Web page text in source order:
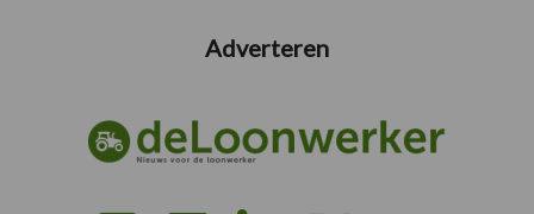
Adverteren